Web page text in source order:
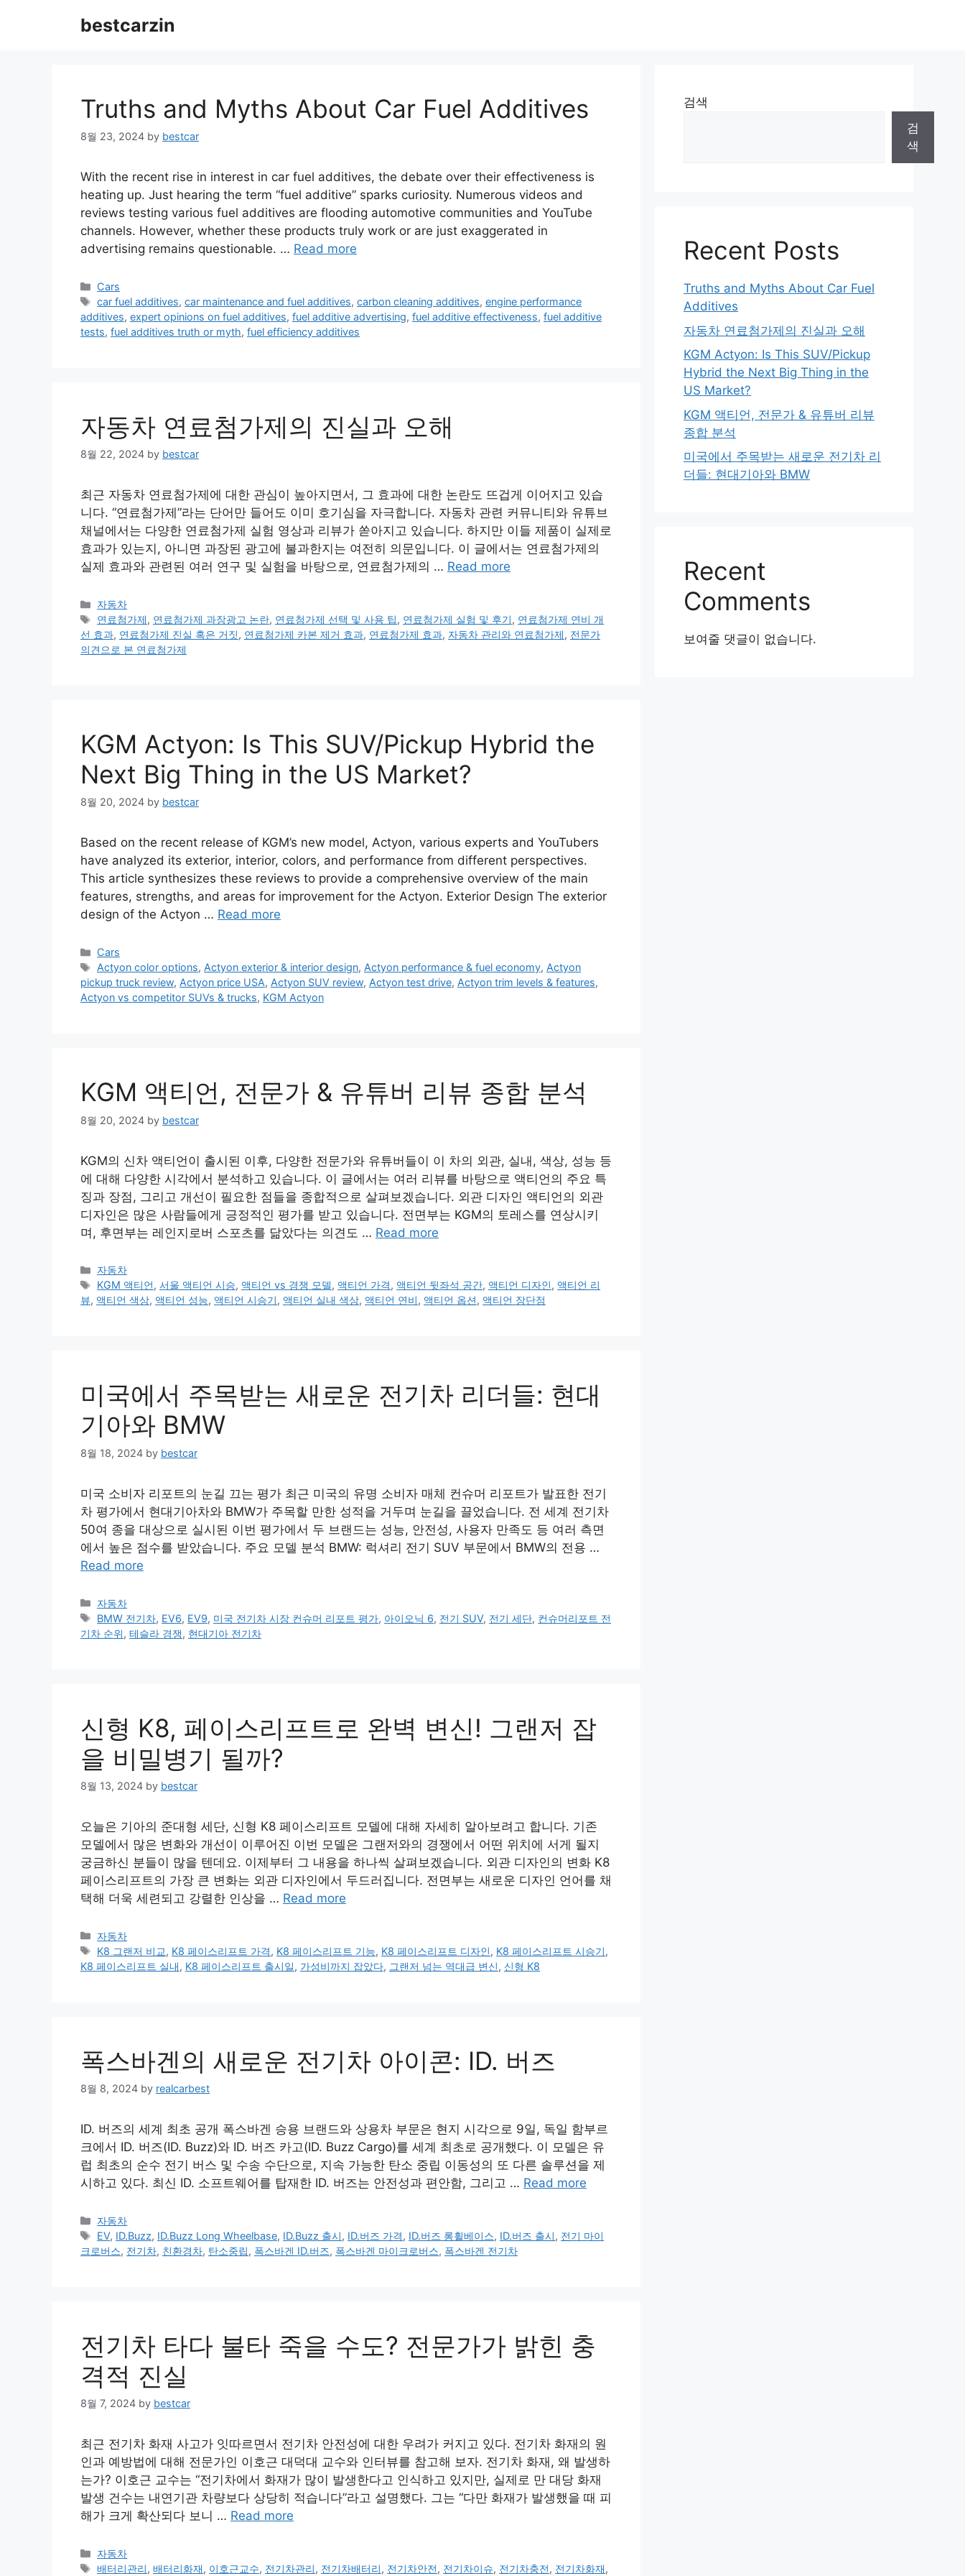
bestcarzin
Truths and Myths About Car Fuel Additives
8월 23, 2024 by bestcar
With the recent rise in interest in car fuel additives, the debate over their effectiveness is
heating up. Just hearing the term “fuel additive” sparks curiosity. Numerous videos and
reviews testing various fuel additives are flooding automotive communities and YouTube
channels. However, whether these products truly work or are just exaggerated in
advertising remains questionable. … Read more
Categories
Cars
Tags
car fuel additives,car maintenance and fuel additives,carbon cleaning additives,engine performance
additives, expert opinions on fuel additives, fuel additive advertising, fuel additive effectiveness, fuel additive
tests, fuel additives truth or myth, fuel efficiency additives
자동차 연료첨가제의 진실과 오해
8월 22, 2024 by bestcar
최근 자동차 연료첨가제에 대한 관심이 높아지면서, 그 효과에 대한 논란도 뜨겁게 이어지고 있습
니다. “연료첨가제”라는 단어만 들어도 이미 호기심을 자극합니다. 자동차 관련 커뮤니티와 유튜브
채널에서는 다양한 연료첨가제 실험 영상과 리뷰가 쏟아지고 있습니다. 하지만 이들 제품이 실제로
효과가 있는지, 아니면 과장된 광고에 불과한지는 여전히 의문입니다. 이 글에서는 연료첨가제의
실제 효과와 관련된 여러 연구 및 실험을 바탕으로, 연료첨가제의 … Read more
Categories
자동차
Tags
연료첨가제, 연료첨가제 과장광고 논란, 연료첨가제 선택 및 사용 팁, 연료첨가제 실험 및 후기, 연료첨가제 연비 개
선 효과, 연료첨가제 진실 혹은 거짓, 연료첨가제 카본 제거 효과, 연료첨가제 효과, 자동차 관리와 연료첨가제, 전문가
의견으로 본 연료첨가제
KGM Actyon: Is This SUV/Pickup Hybrid the
Next Big Thing in the US Market?
8월 20, 2024 by bestcar
Based on the recent release of KGM’s new model, Actyon, various experts and YouTubers
have analyzed its exterior, interior, colors, and performance from different perspectives.
This article synthesizes these reviews to provide a comprehensive overview of the main
features, strengths, and areas for improvement for the Actyon. Exterior Design The exterior
design of the Actyon … Read more
Categories
Cars
Tags
Actyon color options, Actyon exterior & interior design, Actyon performance & fuel economy, Actyon
pickup truck review, Actyon price USA, Actyon SUV review, Actyon test drive, Actyon trim levels & features,
Actyon vs competitor SUVs & trucks, KGM Actyon
KGM 액티언, 전문가 & 유튜버 리뷰 종합 분석
8월 20, 2024 by bestcar
KGM의 신차 액티언이 출시된 이후, 다양한 전문가와 유튜버들이 이 차의 외관, 실내, 색상, 성능 등
에 대해 다양한 시각에서 분석하고 있습니다. 이 글에서는 여러 리뷰를 바탕으로 액티언의 주요 특
징과 장점, 그리고 개선이 필요한 점들을 종합적으로 살펴보겠습니다. 외관 디자인 액티언의 외관
디자인은 많은 사람들에게 긍정적인 평가를 받고 있습니다. 전면부는 KGM의 토레스를 연상시키
며, 후면부는 레인지로버 스포츠를 닮았다는 의견도 … Read more
Categories
자동차
Tags
KGM 액티언,서울 액티언 시승, 액티언 vs 경쟁 모델, 액티언 가격, 액티언 뒷좌석 공간, 액티언 디자인, 액티언 리
뷰, 액티언 색상, 액티언 성능, 액티언 시승기, 액티언 실내 색상, 액티언 연비, 액티언 옵션, 액티언 장단점
미국에서 주목받는 새로운 전기차 리더들: 현대
기아와 BMW
8월 18, 2024 by bestcar
미국 소비자 리포트의 눈길 끄는 평가 최근 미국의 유명 소비자 매체 컨슈머 리포트가 발표한 전기
차 평가에서 현대기아차와 BMW가 주목할 만한 성적을 거두며 눈길을 끌었습니다. 전 세계 전기차
50여 종을 대상으로 실시된 이번 평가에서 두 브랜드는 성능, 안전성, 사용자 만족도 등 여러 측면
에서 높은 점수를 받았습니다. 주요 모델 분석 BMW: 럭셔리 전기 SUV 부문에서 BMW의 전용 …
Read more
Categories
자동차
Tags
BMW 전기차, EV6, EV9, 미국 전기차 시장 컨슈머 리포트 평가, 아이오닉 6, 전기 SUV, 전기 세단, 컨슈머리포트 전
기차 순위, 테슬라 경쟁, 현대기아 전기차
신형 K8, 페이스리프트로 완벽 변신! 그랜저 잡
을 비밀병기 될까?
8월 13, 2024 by bestcar
오늘은 기아의 준대형 세단, 신형 K8 페이스리프트 모델에 대해 자세히 알아보려고 합니다. 기존
모델에서 많은 변화와 개선이 이루어진 이번 모델은 그랜저와의 경쟁에서 어떤 위치에 서게 될지
궁금하신 분들이 많을 텐데요. 이제부터 그 내용을 하나씩 살펴보겠습니다. 외관 디자인의 변화 K8
페이스리프트의 가장 큰 변화는 외관 디자인에서 두드러집니다. 전면부는 새로운 디자인 언어를 채
택해 더욱 세련되고 강렬한 인상을 … Read more
Categories
자동차
Tags
K8 그랜저 비교, K8 페이스리프트 가격, K8 페이스리프트 기능, K8 페이스리프트 디자인, K8 페이스리프트 시승기,
K8 페이스리프트 실내, K8 페이스리프트 출시일, 가성비까지 잡았다, 그랜저 넘는 역대급 변신, 신형 K8
폭스바겐의 새로운 전기차 아이콘: ID. 버즈
8월 8, 2024 by realcarbest
ID. 버즈의 세계 최초 공개 폭스바겐 승용 브랜드와 상용차 부문은 현지 시각으로 9일, 독일 함부르
크에서 ID. 버즈(ID. Buzz)와 ID. 버즈 카고(ID. Buzz Cargo)를 세계 최초로 공개했다. 이 모델은 유
럽 최초의 순수 전기 버스 및 수송 수단으로, 지속 가능한 탄소 중립 이동성의 또 다른 솔루션을 제
시하고 있다. 최신 ID. 소프트웨어를 탑재한 ID. 버즈는 안전성과 편안함, 그리고 … Read more
Categories
자동차
Tags
EV, ID.Buzz, ID.Buzz Long Wheelbase, ID.Buzz 출시, ID.버즈 가격, ID.버즈 롱휠베이스, ID.버즈 출시, 전기 마이
크로버스, 전기차, 친환경차, 탄소중립, 폭스바겐 ID.버즈, 폭스바겐 마이크로버스, 폭스바겐 전기차
전기차 타다 불타 죽을 수도? 전문가가 밝힌 충
격적 진실
8월 7, 2024 by bestcar
최근 전기차 화재 사고가 잇따르면서 전기차 안전성에 대한 우려가 커지고 있다. 전기차 화재의 원
인과 예방법에 대해 전문가인 이호근 대덕대 교수와 인터뷰를 참고해 보자. 전기차 화재, 왜 발생하
는가? 이호근 교수는 “전기차에서 화재가 많이 발생한다고 인식하고 있지만, 실제로 만 대당 화재
발생 건수는 내연기관 차량보다 상당히 적습니다”라고 설명했다. 그는 “다만 화재가 발생했을 때 피
해가 크게 확산되다 보니 … Read more
Categories
자동차
Tags
배터리관리,배터리화재, 이호근교수, 전기차관리, 전기차배터리, 전기차안전, 전기차이슈, 전기차충전, 전기차화재,
검색
검
색
Recent Posts
Truths and Myths About Car Fuel
Additives
자동차 연료첨가제의 진실과 오해
KGM Actyon: Is This SUV/Pickup
Hybrid the Next Big Thing in the
US Market?
KGM 액티언, 전문가 & 유튜버 리뷰
종합 분석
미국에서 주목받는 새로운 전기차 리
더들: 현대기아와 BMW
Recent
Comments
보여줄 댓글이 없습니다.